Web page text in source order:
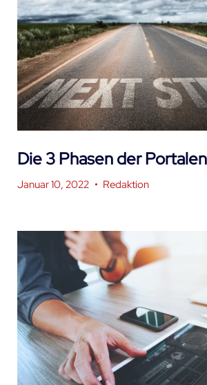
Die 3 Phasen der
Januar 10, 2022 • Redaktion